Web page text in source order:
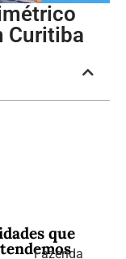
Curitiba
que
Fazenda